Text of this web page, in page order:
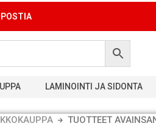
LAMINOINTI JA SIDONTA
TUOTTEET